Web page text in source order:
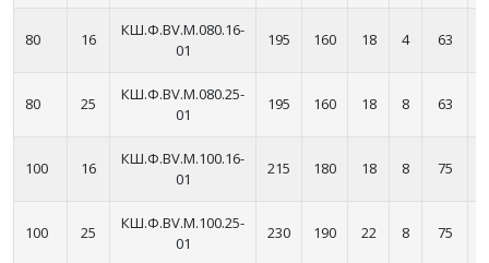
80 16
КШ.Ф.BV.М.080.16-
01
195 160 18 4 63
80 25
КШ.Ф.BV.М.080.25-
01
195 160 18 8 63
100 16
КШ.Ф.BV.М.100.16-
01
215 180 18 8 75
100 25
КШ.Ф.BV.М.100.25-
01
230 190 22 8 75